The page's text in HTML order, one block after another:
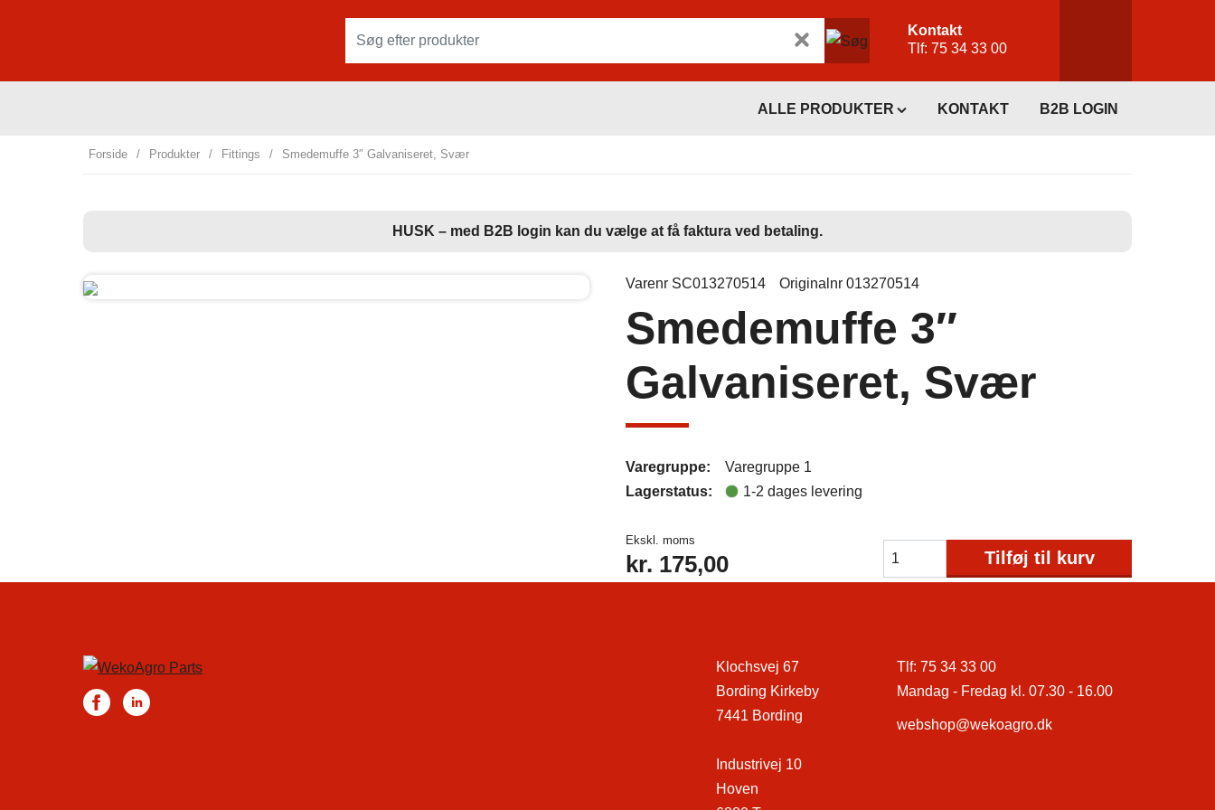
Kontakt
Tlf: 75 34 33 00
ALLE PRODUKTER KONTAKT B2B LOGIN
Forside / Produkter / Fittings / Smedemuffe 3″ Galvaniseret, Svær
HUSK – med B2B login kan du vælge at få faktura ved betaling.
Varenr SC013270514 Originalnr 013270514
Smedemuffe 3″
Galvaniseret, Svær
Varegruppe:
Varegruppe 1
Lagerstatus:
1-2 dages levering
Ekskl. moms
kr. 175,00 Tilføj til kurv
Klochsvej 67
Bording Kirkeby
7441 Bording
Industrivej 10
Hoven
Tlf: 75 34 33 00
Mandag - Fredag kl. 07.30 - 16.00
webshop@wekoagro.dk